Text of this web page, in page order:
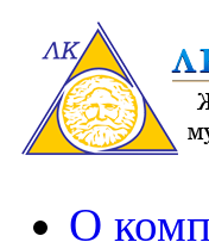
О